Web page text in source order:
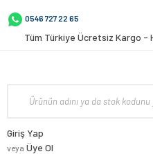
0546 727 22 65
Tüm Türkiye Ücretsiz Kargo -
Giriş Yap
veya Üye Ol